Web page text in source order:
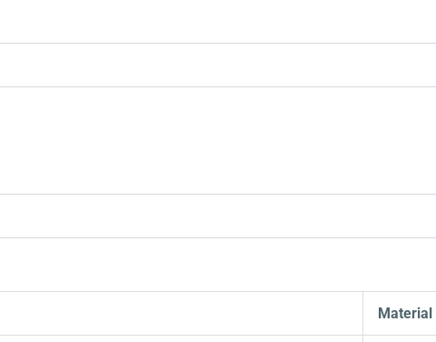
Material